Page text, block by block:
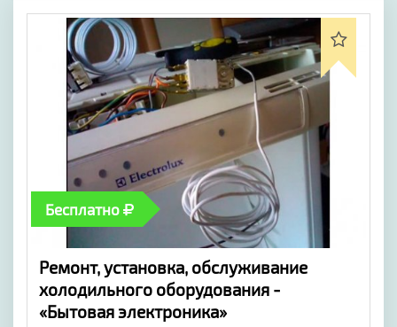
Бесплатно
Ремонт, установка, обслуживание
холодильного оборудования -
«Бытовая электроника»